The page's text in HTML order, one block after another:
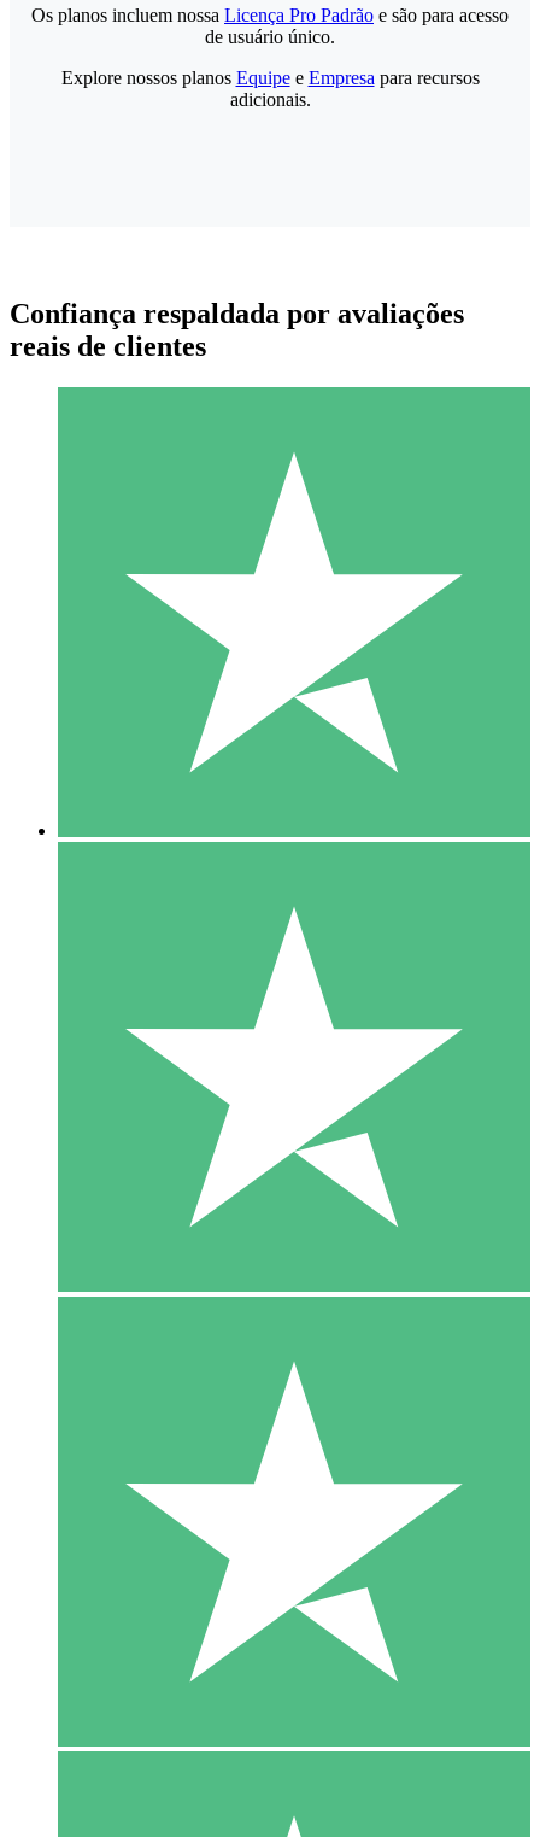
Pacotes de Créditos Individuais
Pague conforme o uso com créditos de download. Sem
1000
10 Downloads
20 00
Os planos incluem nossa Licença Pro Padrão e são para acesso
de usuário único.
Explore nossos planos Equipee Empresa para recursos
adicionais.
Confiança respaldada por avaliações
reais de clientes